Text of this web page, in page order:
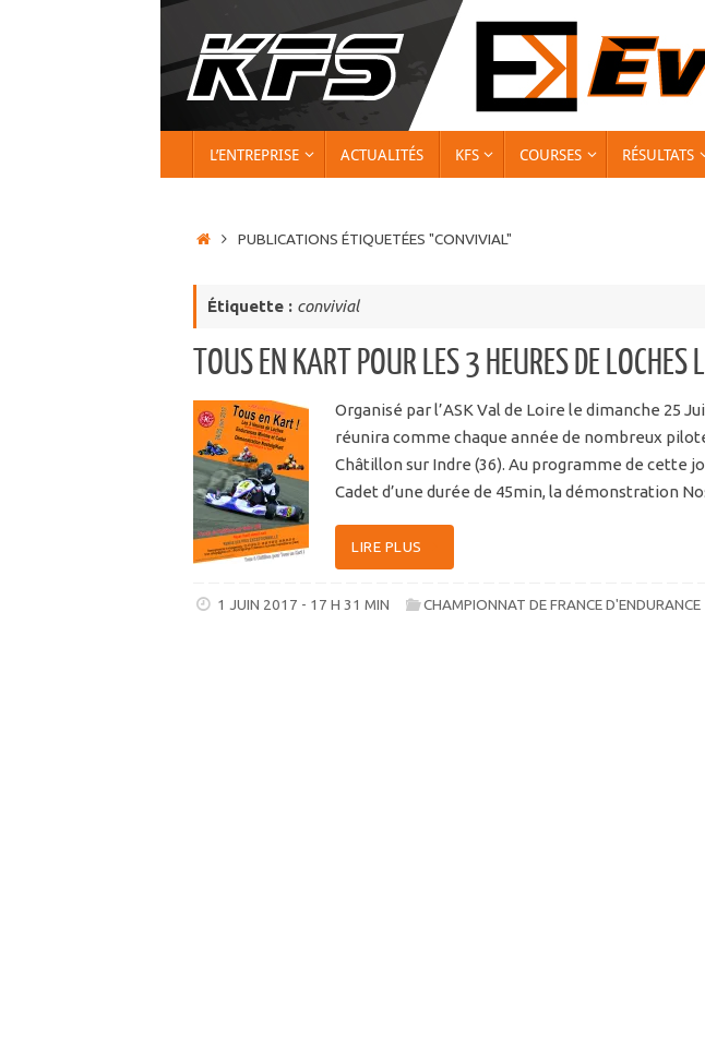
L’ENTREPRISE ACTUALITÉS KFS COURSES RÉSULTATS
ACCUEIL
PUBLICATIONS ÉTIQUETÉES "CONVIVIAL"
Étiquette : convivial
TOUS EN KART POUR LES 3 HEURES DE
Organisé par l’ASK Val de Loire le dimanche 25
réunira comme chaque année de nombreux
Châtillon sur Indre (36). Au programme de cette
Cadet d’une durée de 45min, la démonstration
LIRE PLUS
1 JUIN 2017 - 17 H 31 MIN CHAMPIONNAT DE FRANCE D'ENDURANCE